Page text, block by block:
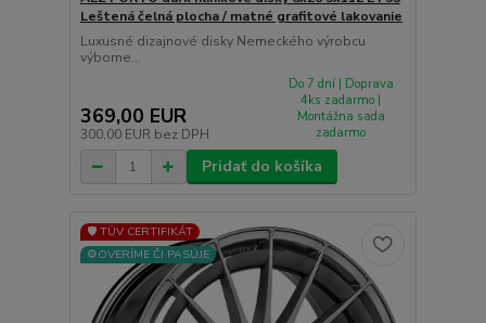
Leštená čelná plocha / matné grafitové lakovanie
Luxusné dizajnové disky Nemeckého výrobcu
výborne...
369,00 EUR
300,00 EUR bez DPH
Do 7 dní | Doprava
4ks zadarmo |
Montážna sada
zadarmo
Pridať do košíka
🛡️ TÜV CERTIFIKÁT
⚙️OVERÍME ČI PASUJE